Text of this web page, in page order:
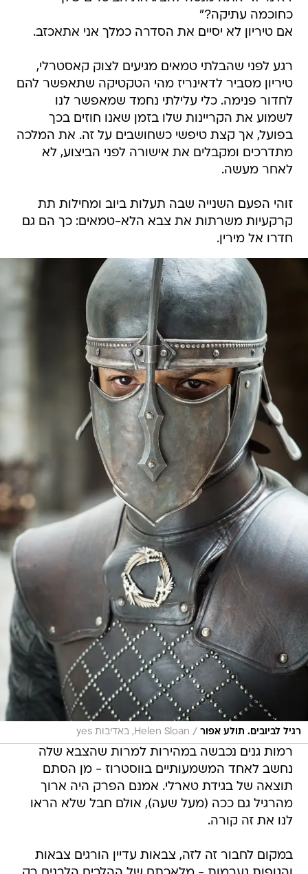
כחוכמה עתיקה?"
אם טיריון לא יסיים את הסדרה כמלך אני אתאכזב.
רגע לפני שהבלתי טמאים מגיעים לצוק קאסטרלי,
טיריון מסביר לדאינריז מהי הטקטיקה שתאפשר להם
לחדור פנימה. כלי עלילתי נחמד שמאפשר לנו
לשמוע את הקריינות שלו בזמן שאנו חוזים בכך
בפועל, אך קצת טיפשי כשחושבים על זה. את המלכה
מתדרכים ומקבלים את אישורה לפני הביצוע, לא
לאחר מעשה.
זוהי הפעם השנייה שבה תעלות ביוב ומחילות תת
קרקעיות משרתות את צבא הלא-טמאים: כך הם גם
חדרו אל מירין.
רגיל לביובים. תולע אפור / Helen Sloan, באדיבות yes
רמות גנים נכבשה במהירות למרות שהצבא שלה
נחשב לאחד המשמעותיים בווסטרוז - מן הסתם
תוצאה של בגידת טארלי. אמנם הפרק היה ארוך
מהרגיל גם ככה (מעל שעה), אולם חבל שלא הראו
לנו את זה קורה.
במקום לחבור זה לזה, צבאות עדיין הורגים צבאות